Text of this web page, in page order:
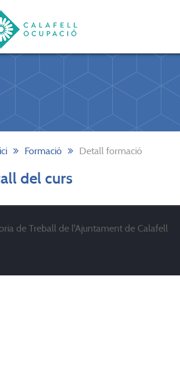
Formació Detall formació
del curs
de Treball de l'Ajuntament de Calafell